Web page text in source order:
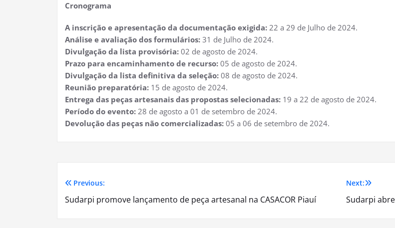
Cronograma
A inscrição e apresentação da documentação exigida: 22 a 29 de Julho de 2024.
Análise e avaliação dos formulários: 31 de Julho de 2024.
Divulgação da lista provisória: 02 de agosto de 2024.
Prazo para encaminhamento de recurso: 05 de agosto de 2024.
Divulgação da lista definitiva da seleção: 08 de agosto de 2024.
Reunião preparatória: 15 de agosto de 2024.
Entrega das peças artesanais das propostas selecionadas: 19 a 22 de agosto de 2024.
Período do evento: 28 de agosto a 01 de setembro de 2024.
Devolução das peças não comercializadas: 05 a 06 de setembro de 2024.
Navegação
Previous:
Sudarpi promove lançamento de peça artesanal na CASACOR Piauí
Next:
Sudarpi